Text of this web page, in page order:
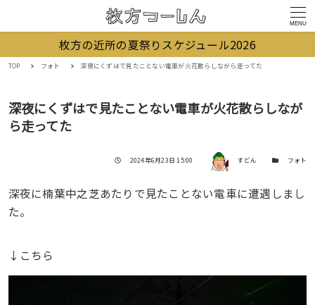
MENU
枚方の近所の夏祭りスケジュール2026
TOP フォト 深夜にくずはで見たことない電車が火花散らしながら走ってた
深夜にくずはで見たことない電車が火花散らしなが
ら走ってた
投稿日
2024年6月23日 15:00 著者 すどん カテゴリー
フォト
深夜に楠葉中之芝あたりで見たことない電車に遭遇しまし
た。
↓こちら